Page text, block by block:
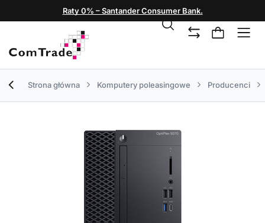
Raty 0% – Santander Consumer Bank.
Strona główna Komputery poleasingowe Producenci